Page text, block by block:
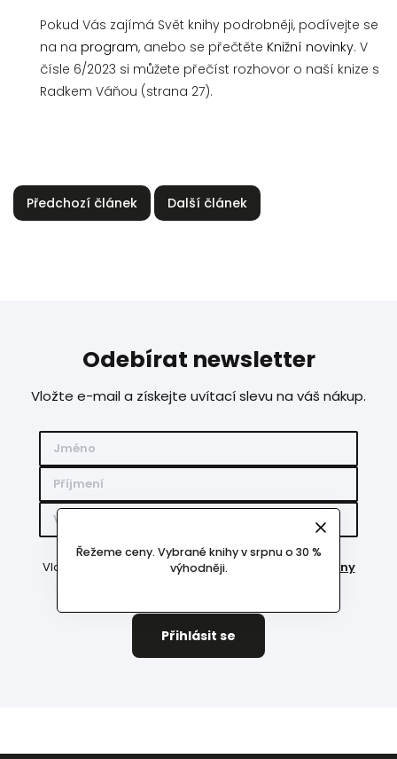
Řežeme ceny. Vybrané knihy v srpnu o 30 %
výhodněji.
Pokud Vás zajímá Svět knihy podrobněji, podívejte se
na na program, anebo se přečtěte Knižní novinky. V
čísle 6/2023 si můžete přečíst rozhovor o naší knize s
Radkem Váňou (strana 27).
Předchozí článek Další článek
Odebírat newsletter
Vložte e-mail a získejte uvítací slevu na váš nákup.
Vložením e-mailu souhlasíte spodmínkami ochrany